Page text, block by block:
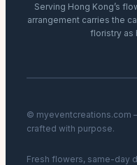
Serving Hong Kong’s
arrangement carries the
floristry as
© myeventcreations.com
crafted with purpose.
Fresh flowers, same-day